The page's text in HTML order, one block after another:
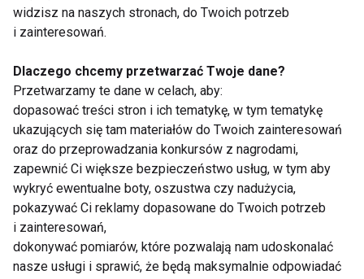
jak zmiany zachowania, problemy z płodnością,
choroby serca, nowotwory, cukrzyca.
Beata Mąkolska
www.fit.pl
WELLNESS HORMONY ANTYKONCEPCJA
widzisz na naszych stronach, do Twoich potrzeb
i zainteresowań.
Dlaczego chcemy przetwarzać Twoje dane?
Przetwarzamy te dane w celach, aby:
dopasować treści stron i ich tematykę, w tym tematykę
ukazujących się tam materiałów do Twoich zainteresowań
oraz do przeprowadzania konkursów z nagrodami,
zapewnić Ci większe bezpieczeństwo usług, w tym aby
wykryć ewentualne boty, oszustwa czy nadużycia,
pokazywać Ci reklamy dopasowane do Twoich potrzeb
i zainteresowań,
dokonywać pomiarów, które pozwalają nam udoskonalać
nasze usługi i sprawić, że będą maksymalnie odpowiadać